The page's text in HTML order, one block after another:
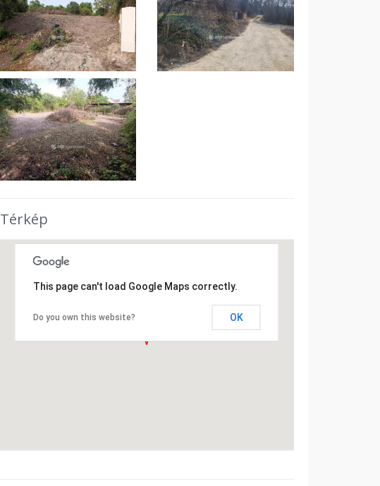
Térkép
This page can't load Google Maps correctly.
Do you own this website? OK